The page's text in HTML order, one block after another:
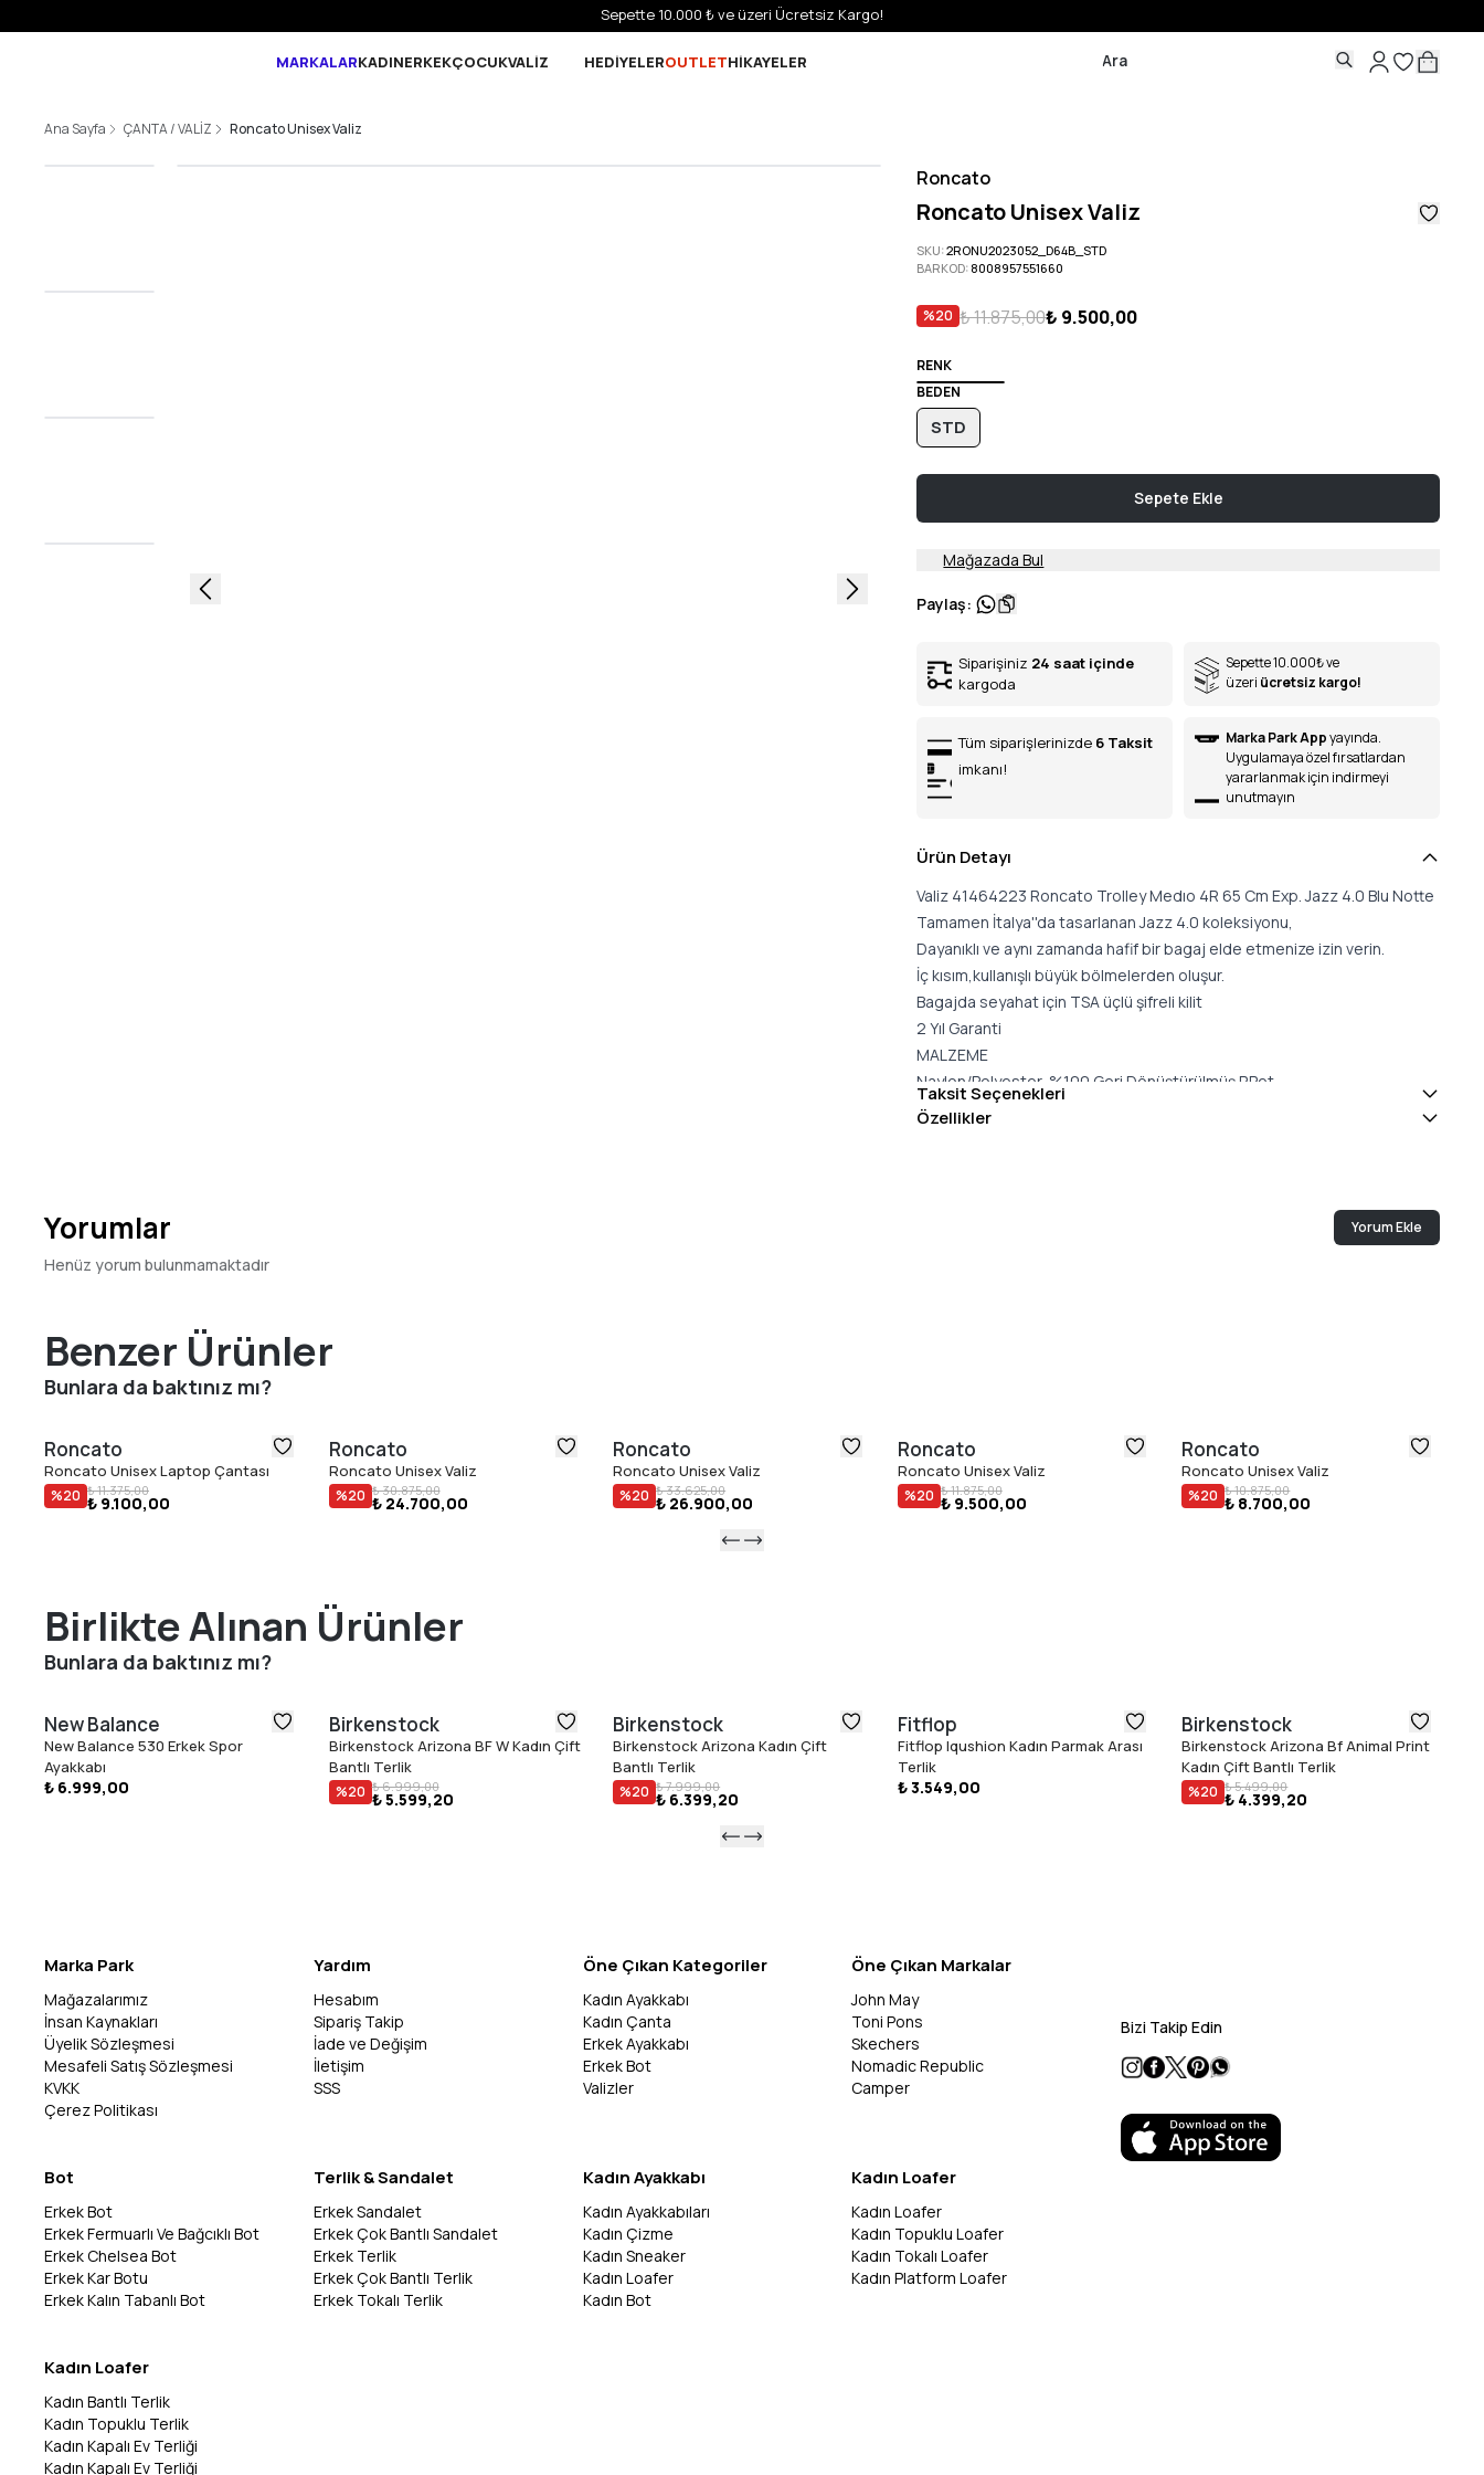
Sepette 10.000 ₺ ve üzeri Ücretsiz Kargo!
MARKALARKADINERKEKÇOCUKVALİZ HEDİYELEROUTLETHİKAYELER
Ana Sayfa ÇANTA / VALİZ Roncato Unisex Valiz
Roncato
Roncato Unisex Valiz
SKU:2RONU2023052_D64B_STD
BARKOD: 8008957551660
%20 ₺ 11.875,00₺ 9.500,00
RENK
BEDEN
STD
Sepete Ekle
Mağazada Bul
Paylaş:
Siparişiniz 24 saat içinde
kargoda
Sepette 10.000₺ve
üzeri ücretsiz kargo!
Tüm siparişlerinizde 6 Taksit
imkanı!
Marka Park Appyayında.
Uygulamaya özel fırsatlardan
yararlanmak için indirmeyi
unutmayın
Ürün Detayı
Valiz 41464223 Roncato Trolley Medıo 4R 65 Cm Exp. Jazz 4.0 Blu Notte
Tamamen İtalya''da tasarlanan Jazz 4.0 koleksiyonu,
Dayanıklı ve aynı zamanda hafif bir bagaj elde etmenize izin verin.
İç kısım,kullanışlı büyük bölmelerden oluşur.
Bagajda seyahat için TSA üçlü şifreli kilit
2 Yıl Garanti
MALZEME
Naylon/Polyester-%100 Geri Dönüştürülmüş RPet
BOYUTLAR
Taksit Seçenekleri
Özellikler
Yorumlar Yorum Ekle
Henüz yorum bulunmamaktadır
Benzer Ürünler
Bunlara da baktınız mı?
Roncato
Roncato Unisex Laptop Çantası
%20 ₺ 11.375,00
₺ 9.100,00
Roncato
Roncato Unisex Valiz
%20 ₺ 30.875,00
₺ 24.700,00
Roncato
Roncato Unisex Valiz
%20 ₺ 33.625,00
₺ 26.900,00
Roncato
Roncato Unisex Valiz
%20 ₺ 11.875,00
₺ 9.500,00
Roncato
Roncato Unisex Valiz
%20 ₺ 10.875,00
₺ 8.700,00
Birlikte Alınan Ürünler
Bunlara da baktınız mı?
New Balance
New Balance 530 Erkek Spor
Ayakkabı
₺ 6.999,00
Birkenstock
Birkenstock Arizona BF W Kadın Çift
Bantlı Terlik
%20 ₺ 6.999,00
₺ 5.599,20
Birkenstock
Birkenstock Arizona Kadın Çift
Bantlı Terlik
%20 ₺ 7.999,00
₺ 6.399,20
Fitflop
Fitflop Iqushion Kadın Parmak Arası
Terlik
₺ 3.549,00
Birkenstock
Birkenstock Arizona Bf Animal Print
Kadın Çift Bantlı Terlik
%20 ₺ 5.499,00
₺ 4.399,20
Marka Park
Mağazalarımız
İnsan Kaynakları
Üyelik Sözleşmesi
Mesafeli Satış Sözleşmesi
KVKK
Çerez Politikası
Yardım
Hesabım
Sipariş Takip
İade ve Değişim
İletişim
SSS
Öne Çıkan Kategoriler
Kadın Ayakkabı
Kadın Çanta
Erkek Ayakkabı
Erkek Bot
Valizler
Öne Çıkan Markalar
John May
Toni Pons
Skechers
Nomadic Republic
Camper
Bot
Erkek Bot
Erkek Fermuarlı Ve Bağcıklı Bot
Erkek Chelsea Bot
Erkek Kar Botu
Erkek Kalın Tabanlı Bot
Terlik & Sandalet
Erkek Sandalet
Erkek Çok Bantlı Sandalet
Erkek Terlik
Erkek Çok Bantlı Terlik
Erkek Tokalı Terlik
Kadın Ayakkabı
Kadın Ayakkabıları
Kadın Çizme
Kadın Sneaker
Kadın Loafer
Kadın Bot
Kadın Loafer
Kadın Loafer
Kadın Topuklu Loafer
Kadın Tokalı Loafer
Kadın Platform Loafer
Kadın Loafer
Kadın Bantlı Terlik
Kadın Topuklu Terlik
Kadın Kapalı Ev Terliği
Kadın Kapalı Ev Terliği
Bizi Takip Edin